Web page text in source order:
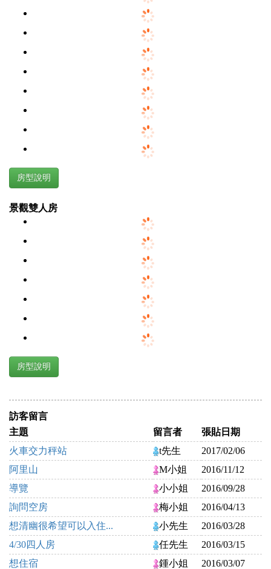
房型說明
景觀雙人房
房型說明
訪客留言
主題
留言者
張貼日期
火車交力秤站
t先生
2017/02/06
阿里山
M小姐
2016/11/12
導覽
小小姐
2016/09/28
詢問空房
梅小姐
2016/04/13
想清幽很希望可以入住...
小先生
2016/03/28
4/30四人房
任先生
2016/03/15
想住宿
鍾小姐
2016/03/07